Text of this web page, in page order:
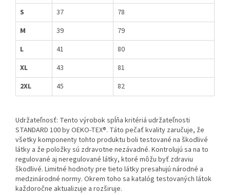
S
37
78
M
39
79
L
41
80
XL
43
81
2XL
45 82
Udržateľnosť: Tento výrobok spĺňa kritériá udržateľnosti
STANDARD 100 by OEKO-TEX®. Táto pečať kvality zaručuje, že
všetky komponenty tohto produktu boli testované na škodlivé
látky a že položky sú zdravotne nezávadné. Kontrolujú sa na to
regulované aj neregulované látky, ktoré môžu byť zdraviu
škodlivé. Limitné hodnoty pre tieto látky presahujú národné a
medzinárodné normy. Okrem toho sa katalóg testovaných látok
každoročne aktualizuje a rozširuje.